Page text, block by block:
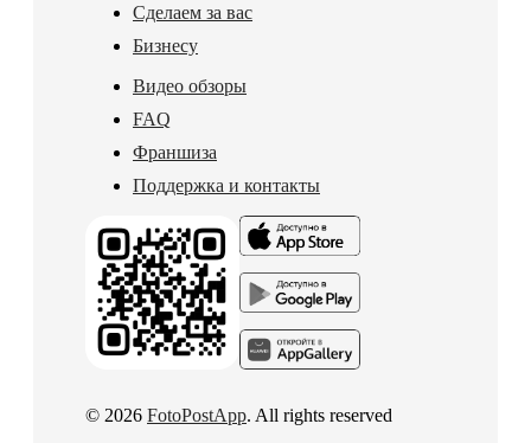
Сделаем за вас
Бизнесу
Видео обзоры
FAQ
Франшиза
Поддержка и контакты
© 2026 FotoPostApp. All rights reserved